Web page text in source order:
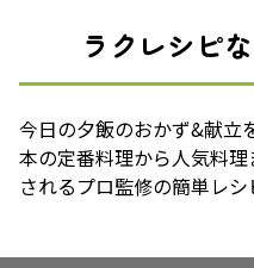
ラクレシピ
今日の夕飯のおかず&献立
本の定番料理から人気料
されるプロ監修の簡単レシ